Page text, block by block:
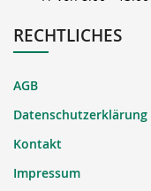
RECHTLICHES
AGB
Datenschutzerklärung
Kontakt
Impressum